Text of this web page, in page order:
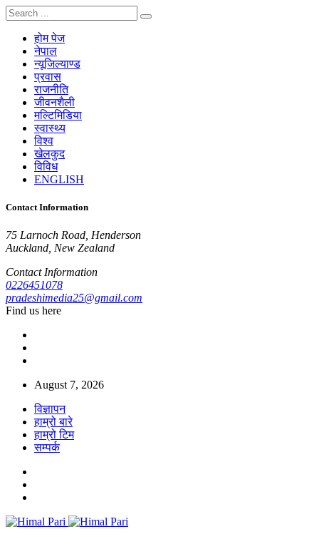
होम पेज
नेपाल
न्यूजिल्याण्ड
प्रवास
राजनीति
जीवनशैली
मल्टिमिडिया
स्वास्थ्य
विश्व
खेलकुद
विविध
ENGLISH
Contact Information
75 Larnoch Road, Henderson
Auckland, New Zealand
Contact Information
0226451078
pradeshimedia25@gmail.com
Find us here
August 7, 2026
विज्ञापन
हाम्रो बारे
हाम्रो टिम
सम्पर्क